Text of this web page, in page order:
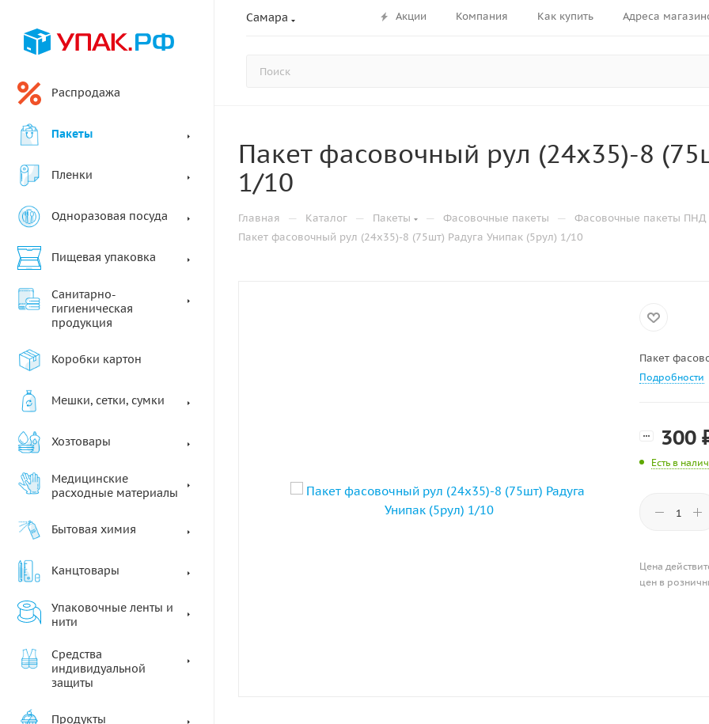
Самара Акции Компания Как купить Адреса
Распродажа
Пакеты
Пленки
Одноразовая посуда
Пищевая упаковка
Санитарно-
гигиеническая
продукция
Коробки картон
Мешки, сетки, сумки
Хозтовары
Медицинские
расходные материалы
Бытовая химия
Канцтовары
Упаковочные ленты и
нити
Средства
индивидуальной
защиты
Продукты
Пакет фасовочный рул (24х35)-8
1/10
Главная — Каталог — Пакеты — Фасовочные пакеты — Фасовочные пакеты ПНД
Пакет фасовочный рул (24х35)-8 (75шт) Радуга Унипак (5рул) 1/10
Пакет
Подробности
300
Есть в
Цена
цен в